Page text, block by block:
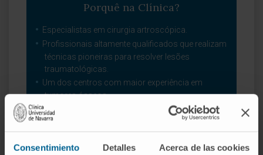
Consentimiento Detalles Acerca de las cookies
Porquê na Clínica?
Especialistas em cirurgia artroscópica.
Profissionais altamente qualificados que realizam
técnicas pioneiras para resolver lesões
traumatológicas.
Um dos centros com maior experiência em
tumores ósseos.
Traumatologia